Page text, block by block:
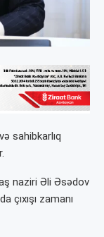
sahibkarlıq
naziri Əli Əsədov
çıxışı zamanı